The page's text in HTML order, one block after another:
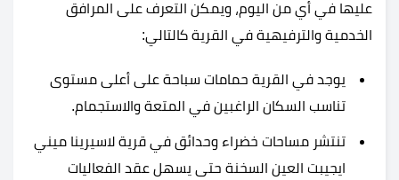
عليها في أي من اليوم، ويمكن التعرف على المرافق
الخدمية والترفيهية في القرية كالتالي:
يوجد في القرية حمامات سباحة على أعلى مستوى
تناسب السكان الراغبين في المتعة والاستجمام.
تنتشر مساحات خضراء وحدائق في قرية لاسيرينا ميني
ايجيبت العين السخنة حتى يسهل عقد الفعاليات